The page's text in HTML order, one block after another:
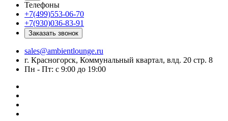
Телефоны
+7(499)553-06-70
+7(930)036-83-91
Заказать звонок
sales@ambientlounge.ru
г. Красногорск, Коммунальный квартал, влд. 20 стр. 8
Пн - Пт: с 9:00 до 19:00